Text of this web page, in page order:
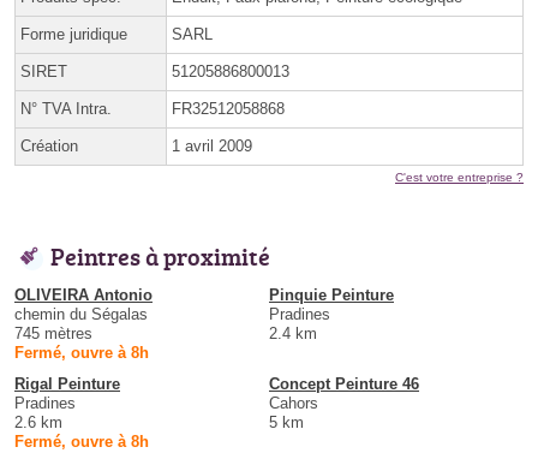
Forme juridique SARL
SIRET 51205886800013
N° TVA Intra. FR32512058868
Création 1 avril 2009
C'est votre entreprise ?
Peintres à proximité
OLIVEIRA Antonio
chemin du Ségalas
745 mètres
Fermé, ouvre à 8h
Pinquie Peinture
Pradines
2.4 km
Rigal Peinture
Pradines
2.6 km
Fermé, ouvre à 8h
Concept Peinture 46
Cahors
5 km